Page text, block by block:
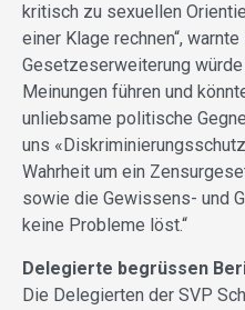
kritisch zu sexuellen
einer Klage rechnen“,
Gesetzeserweiterung
Meinungen führen und
unliebsame politische
uns
Wahrheit um ein
sowie die Gewissens- und
keine Probleme löst.“
Delegierte begrüssen
Die Delegierten der SVP